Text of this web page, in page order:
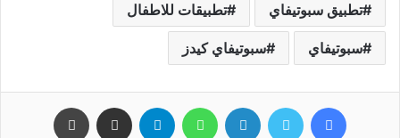
ﺗﻄﺒﻴﻖ ﺳﺒﻮﺗﻴﻔﺎي ﺗﻄﺒﻴﻘﺎﺕ ﻟﻼﻃﻔﺎﻝ
ﺳﺒﻮﺗﻴﻔﺎﻱ سبوتيفاي كيدز
فيسبوك تويتر لينكدإن واتساب تيلقرام مشاركة عبر البريد